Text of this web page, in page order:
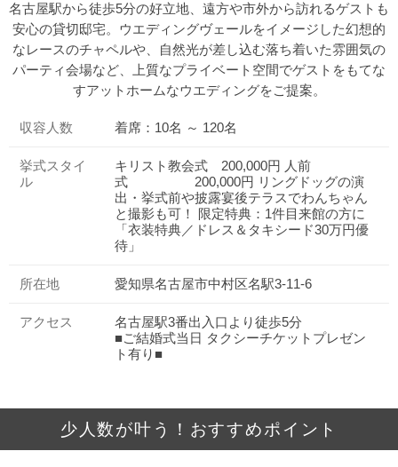
名古屋駅から徒歩5分の好立地、遠方や市外から訪れるゲストも
安心の貸切邸宅。ウエディングヴェールをイメージした幻想的
なレースのチャペルや、自然光が差し込む落ち着いた雰囲気の
パーティ会場など、上質なプライベート空間でゲストをもてな
すアットホームなウエディングをご提案。
収容人数 着席：10名 ～ 120名
挙式スタイ
ル
キリスト教会式 200,000円 人前
式 200,000円 リングドッグの演
出・挙式前や披露宴後テラスでわんちゃん
と撮影も可！ 限定特典：1件目来館の方に
「衣装特典／ドレス＆タキシード30万円優
待」
所在地 愛知県名古屋市中村区名駅3-11-6
アクセス
名古屋駅3番出入口より徒歩5分
■ご結婚式当日 タクシーチケットプレゼン
ト有り■
少人数が叶う！おすすめポイント